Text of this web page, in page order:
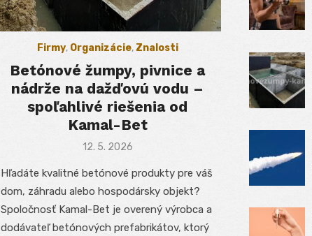
Firmy, Organizácie, Znalosti
Betónové žumpy, pivnice a
nádrže na dažďovú vodu –
spoľahlivé riešenia od
Kamal-Bet
Posted
12. 5. 2026
Hľadáte kvalitné betónové produkty pre váš
dom, záhradu alebo hospodársky objekt?
Spoločnosť Kamal-Bet je overený výrobca a
dodávateľ betónových prefabrikátov, ktorý